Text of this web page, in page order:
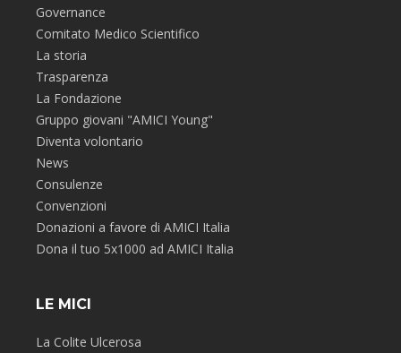
Governance
Comitato Medico Scientifico
La storia
Trasparenza
La Fondazione
Gruppo giovani "AMICI Young"
Diventa volontario
News
Consulenze
Convenzioni
Donazioni a favore di AMICI Italia
Dona il tuo 5x1000 ad AMICI Italia
LE MICI
La Colite Ulcerosa